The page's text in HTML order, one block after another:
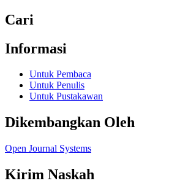
Cari
Informasi
Untuk Pembaca
Untuk Penulis
Untuk Pustakawan
Dikembangkan Oleh
Open Journal Systems
Kirim Naskah